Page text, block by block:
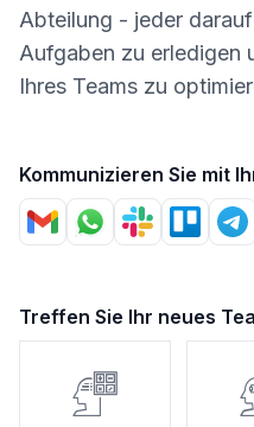
Abteilung - jeder
Aufgaben zu erledigen
Ihres Teams zu
Kommunizieren Sie mit
Treffen Sie Ihr neues